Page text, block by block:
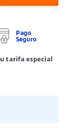
Pago
Seguro
tarifa especial